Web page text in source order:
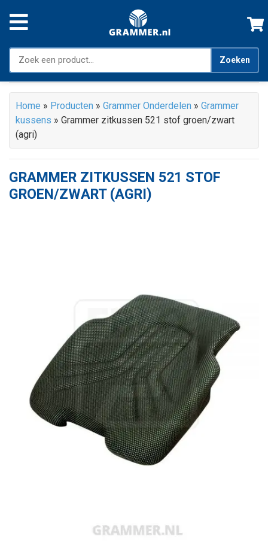
Zoeken
Home » Producten » Grammer Onderdelen » Grammer
kussens » Grammer zitkussen 521 stof groen/zwart
(agri)
GRAMMER ZITKUSSEN 521 STOF
GROEN/ZWART (AGRI)